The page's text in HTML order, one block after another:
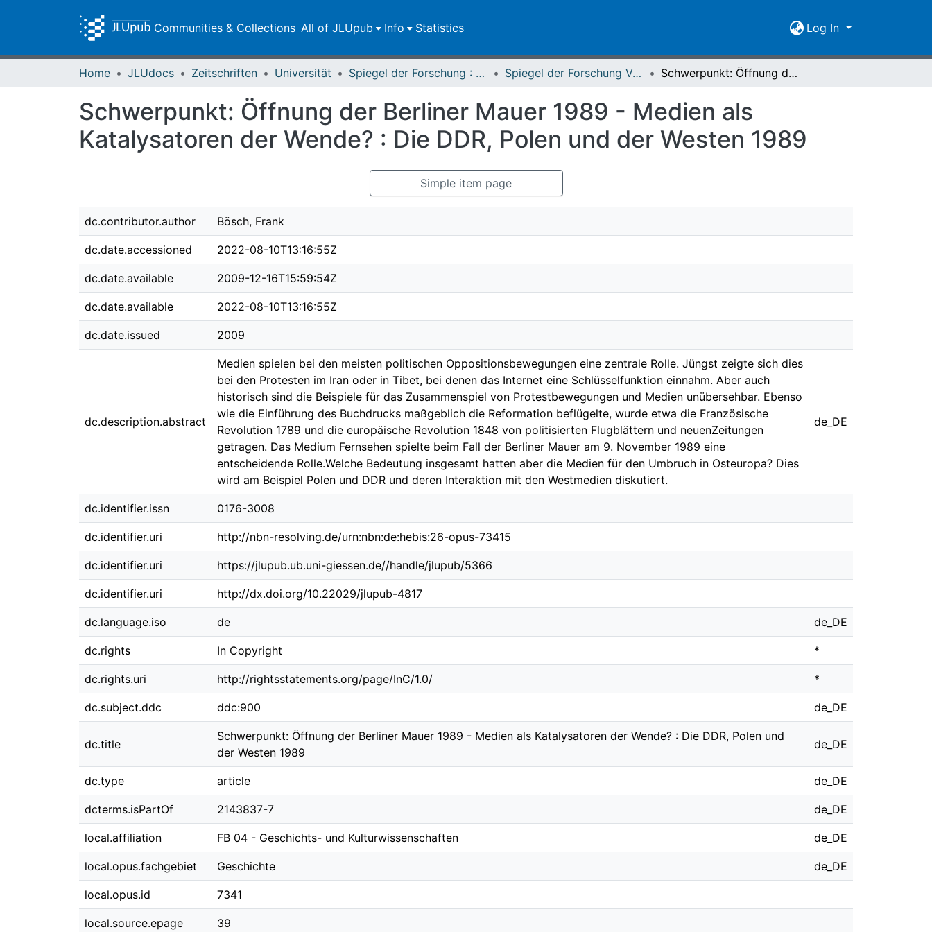
Communities & Collections All of JLUpub Info Statistics Log In
Home JLUdocs Zeitschriften Universität Spiegel der Forschung : Wissenschaftsmagazin Spiegel der Forschung Vol. 26 (2009) Heft 2 Schwerpunkt: Öffnung der Berliner Mauer 1989 - Medien als Katalysatoren der Wende? : Die DDR, Polen und der Westen 1989
Schwerpunkt: Öffnung der Berliner Mauer 1989 - Medien als
Katalysatoren der Wende? : Die DDR, Polen und der Westen 1989
Simple item page
dc.contributor.author Bösch, Frank
dc.date.accessioned 2022-08-10T13:16:55Z
dc.date.available 2009-12-16T15:59:54Z
dc.date.available 2022-08-10T13:16:55Z
dc.date.issued 2009
dc.description.abstract
Medien spielen bei den meisten politischen Oppositionsbewegungen eine zentrale Rolle. Jüngst zeigte sich dies
bei den Protesten im Iran oder in Tibet, bei denen das Internet eine Schlüsselfunktion einnahm. Aber auch
historisch sind die Beispiele für das Zusammenspiel von Protestbewegungen und Medien unübersehbar. Ebenso
wie die Einführung des Buchdrucks maßgeblich die Reformation beflügelte, wurde etwa die Französische
Revolution 1789 und die europäische Revolution 1848 von politisierten Flugblättern und neuenZeitungen
getragen. Das Medium Fernsehen spielte beim Fall der Berliner Mauer am 9. November 1989 eine
entscheidende Rolle.Welche Bedeutung insgesamt hatten aber die Medien für den Umbruch in Osteuropa? Dies
wird am Beispiel Polen und DDR und deren Interaktion mit den Westmedien diskutiert.
de_DE
dc.identifier.issn 0176-3008
dc.identifier.uri http://nbn-resolving.de/urn:nbn:de:hebis:26-opus-73415
dc.identifier.uri https://jlupub.ub.uni-giessen.de//handle/jlupub/5366
dc.identifier.uri http://dx.doi.org/10.22029/jlupub-4817
dc.language.iso de de_DE
dc.rights In Copyright *
dc.rights.uri http://rightsstatements.org/page/InC/1.0/ *
dc.subject.ddc ddc:900 de_DE
dc.title
Schwerpunkt: Öffnung der Berliner Mauer 1989 - Medien als Katalysatoren der Wende? : Die DDR, Polen und
der Westen 1989
de_DE
dc.type article de_DE
dcterms.isPartOf 2143837-7 de_DE
local.affiliation FB 04 - Geschichts- und Kulturwissenschaften de_DE
local.opus.fachgebiet Geschichte de_DE
local.opus.id 7341
local.source.epage 39